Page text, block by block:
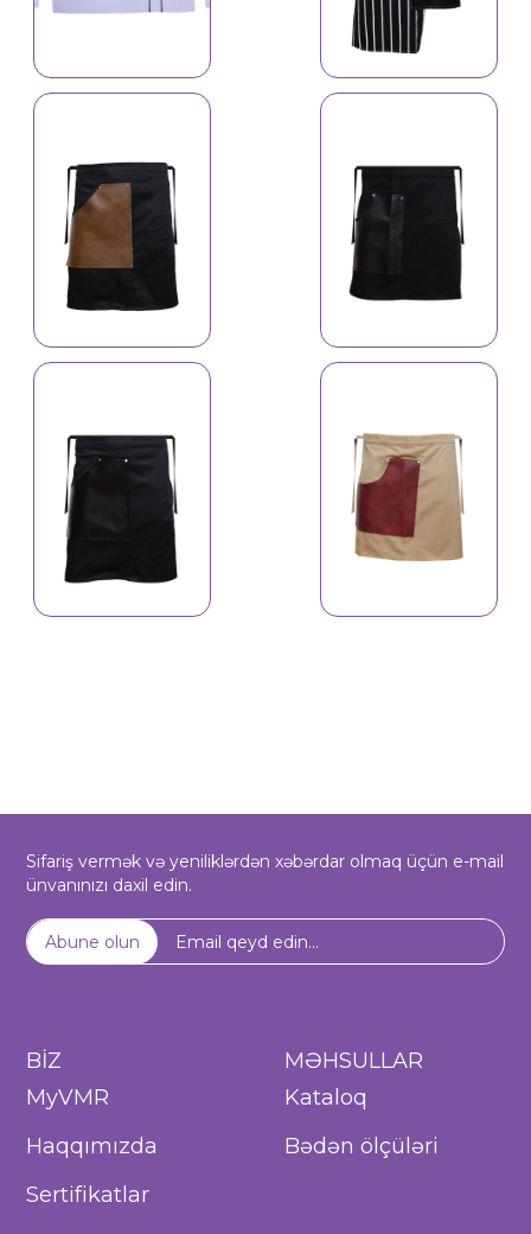
İş önlüyü
İş önlüyü 4639
Sifariş vermək və yeniliklərdən xəbərdar olmaq üçün e-mail
ünvanınızı daxil edin.
Abune olun
BİZ
MyVMR
Haqqımızda
Sertifikatlar
MƏHSULLAR
Kataloq
Bədən ölçüləri